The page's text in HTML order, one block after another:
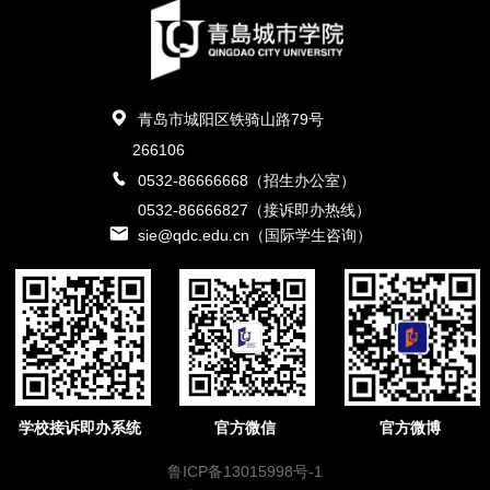
青岛市城阳区铁骑山路79号
266106
0532-86666668（招生办公室）
0532-86666827（接诉即办热线）
sie@qdc.edu.cn（国际学生咨询）
学校接诉即办系统 官方微信 官方微博
鲁ICP备13015998号-1